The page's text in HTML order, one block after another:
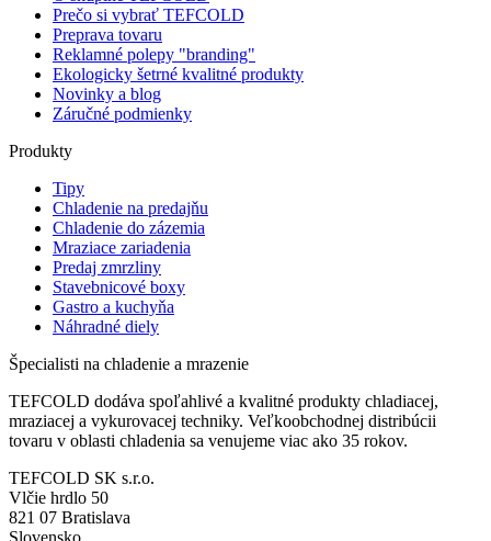
Prečo si vybrať TEFCOLD
Preprava tovaru
Reklamné polepy "branding"
Ekologicky šetrné kvalitné produkty
Novinky a blog
Záručné podmienky
Produkty
Tipy
Chladenie na predajňu
Chladenie do zázemia
Mraziace zariadenia
Predaj zmrzliny
Stavebnicové boxy
Gastro a kuchyňa
Náhradné diely
Špecialisti na chladenie a mrazenie
TEFCOLD dodáva spoľahlivé a kvalitné produkty chladiacej,
mraziacej a vykurovacej techniky. Veľkoobchodnej distribúcii
tovaru v oblasti chladenia sa venujeme viac ako 35 rokov.
TEFCOLD SK s.r.o.
Vlčie hrdlo 50
821 07 Bratislava